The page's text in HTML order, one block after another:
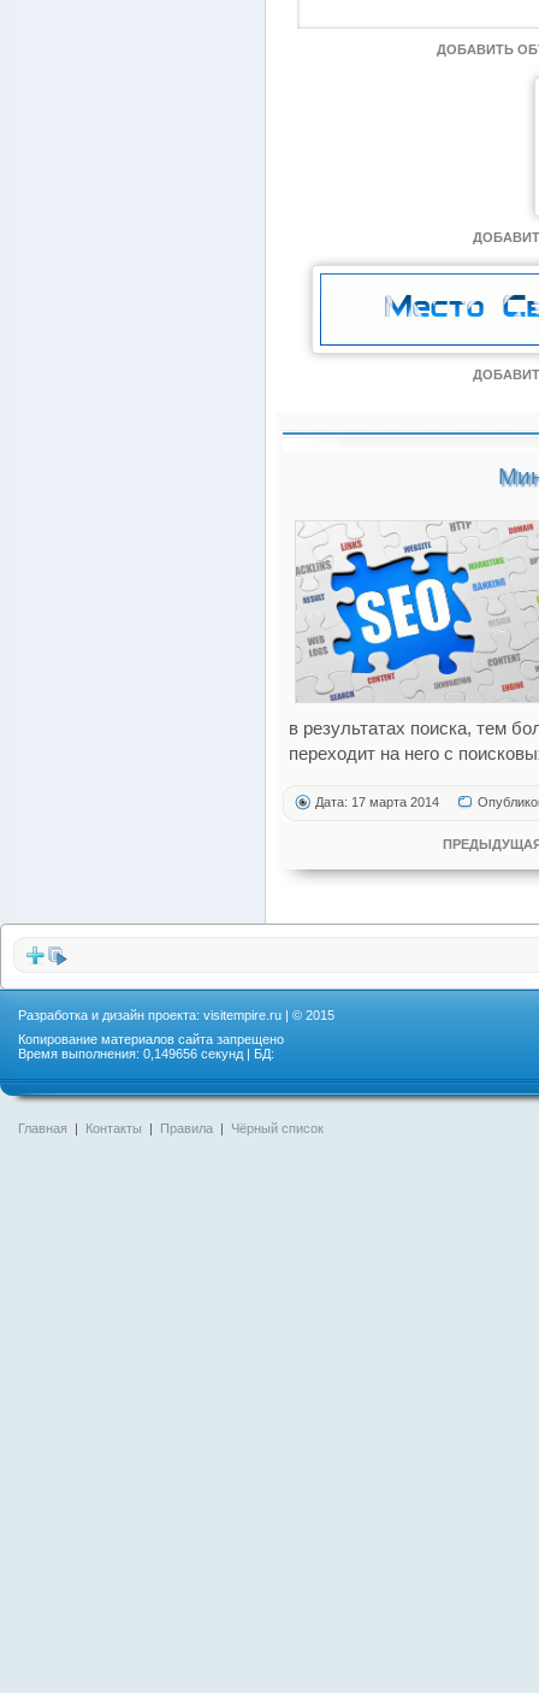
ДОБАВИТЬ
в результатах поиска, тем
переходит на него с
Дата: 17 марта 2014
Разработка и дизайн проекта: visitempire.ru | © 2015
Копирование материалов сайта запрещено
Время выполнения: 0,149656 секунд | БД:
Главная | Контакты | Правила | Чёрный список